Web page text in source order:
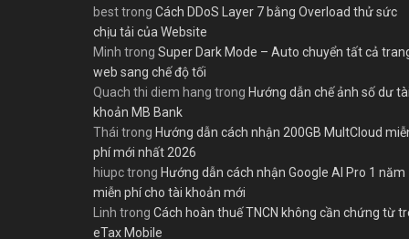
besttrong Cách DDoS Layer 7 bằng Overload thử sức
chịu tải của Website
Minh trong Super Dark Mode – Auto chuyển tất cả
web sang chế độ tối
Quach thi diem hang trong Hướng dẫn chế ảnh số dư tài
khoản MB Bank
Thái trong Hướng dẫn cách nhận 200GB MultCloud
phí mới nhất 2026
hiupctrong Hướng dẫn cách nhận Google AI Pro 1 năm
miễn phí cho tài khoản mới
Linh trong Cách hoàn thuế TNCN không cần chứng từ
eTax Mobile